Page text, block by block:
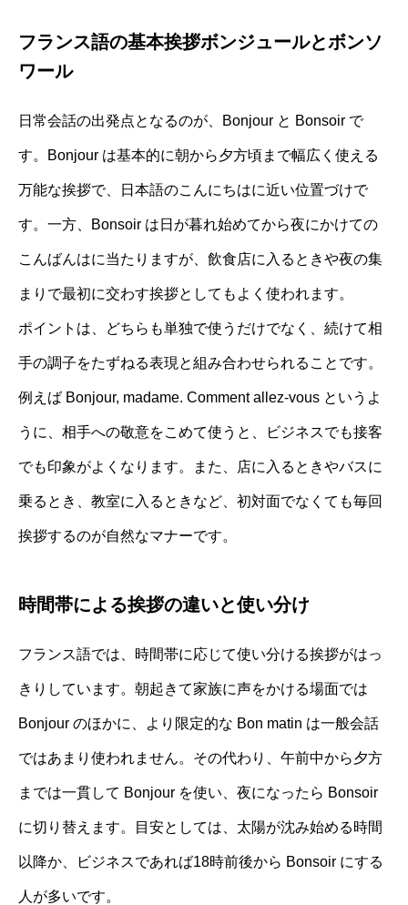
フランス語の基本挨拶ボンジュールとボンソ
ワール
日常会話の出発点となるのが、Bonjour と Bonsoir で
す。Bonjour は基本的に朝から夕方頃まで幅広く使える
万能な挨拶で、日本語のこんにちはに近い位置づけで
す。一方、Bonsoir は日が暮れ始めてから夜にかけての
こんばんはに当たりますが、飲食店に入るときや夜の集
まりで最初に交わす挨拶としてもよく使われます。
ポイントは、どちらも単独で使うだけでなく、続けて相
手の調子をたずねる表現と組み合わせられることです。
例えば Bonjour, madame. Comment allez-vous というよ
うに、相手への敬意をこめて使うと、ビジネスでも接客
でも印象がよくなります。また、店に入るときやバスに
乗るとき、教室に入るときなど、初対面でなくても毎回
挨拶するのが自然なマナーです。
時間帯による挨拶の違いと使い分け
フランス語では、時間帯に応じて使い分ける挨拶がはっ
きりしています。朝起きて家族に声をかける場面では
Bonjour のほかに、より限定的な Bon matin は一般会話
ではあまり使われません。その代わり、午前中から夕方
までは一貫して Bonjour を使い、夜になったら Bonsoir
に切り替えます。目安としては、太陽が沈み始める時間
以降か、ビジネスであれば18時前後から Bonsoir にする
人が多いです。